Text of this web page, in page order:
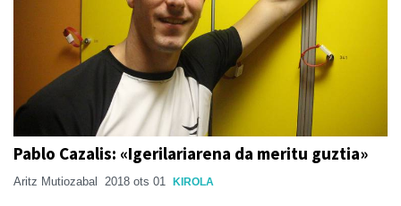
Pablo Cazalis: «Igerilariarena da meritu guztia»
Aritz Mutiozabal 2018 ots 01 KIROLA